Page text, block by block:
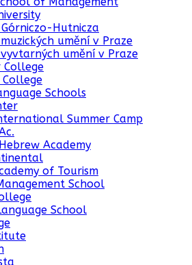
Hutnicza
umění v Praze
umění v Praze
College
Schools
Summer Camp
Academy
of Tourism
School
School